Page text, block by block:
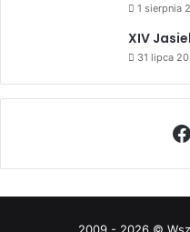
1 sierpnia
XIV
31 lipca